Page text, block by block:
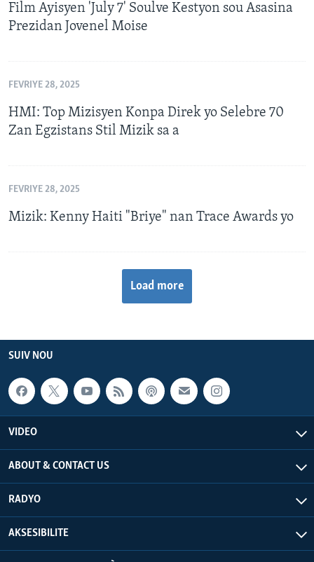
Film Ayisyen 'July 7' Soulve Kestyon sou Asasina
Prezidan Jovenel Moise
FEVRIYE 28, 2025
HMI: Top Mizisyen Konpa Direk yo Selebre 70
Zan Egzistans Stil Mizik sa a
FEVRIYE 28, 2025
Mizik: Kenny Haiti "Briye" nan Trace Awards yo
Load more
SUIV NOU
VIDEO
ABOUT & CONTACT US
RADYO
AKSESIBILITE